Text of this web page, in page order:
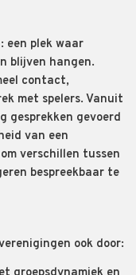
een plek waar
blijven hangen.
contact,
met spelers. Vanuit
gesprekken gevoerd
van een
verschillen tussen
bespreekbaar te
ook door: